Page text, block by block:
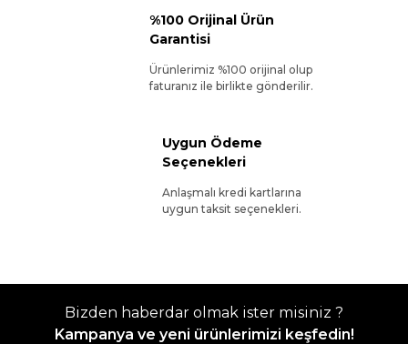
%100 Orijinal Ürün
Garantisi
Ürünlerimiz %100 orijinal olup
faturanız ile birlikte gönderilir.
Uygun Ödeme
Seçenekleri
Anlaşmalı kredi kartlarına
uygun taksit seçenekleri.
Bizden haberdar olmak ister misiniz ?
Kampanya ve yeni ürünlerimizi keşfedin!